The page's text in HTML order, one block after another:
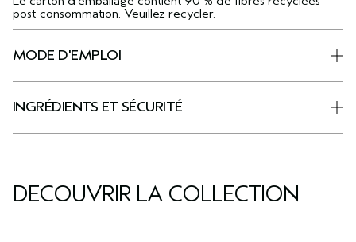
post-consommation. Veuillez recycler.
MODE D'EMPLOI
INGRÉDIENTS ET SÉCURITÉ
DÉCOUVRIR LA COLLECTION